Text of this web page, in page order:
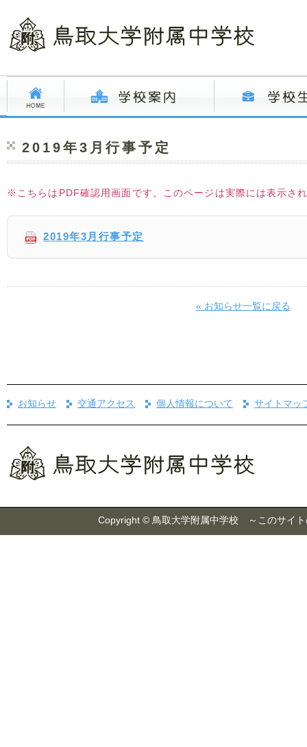
2019年3月行事予定
※こちらはPDF確認用画面です。このページは実際には表示さ
2019年3月行事予定
« お知らせ一覧に戻る
お知らせ 交通アクセス 個人情報について サイトマッ
Copyright © 鳥取大学附属中学校 ～このサイト